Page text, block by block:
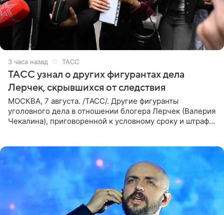
3 часа назад ТАСС
ТАСС узнал о других фигурантах дела
Лерчек, скрывшихся от следствия
МОСКВА, 7 августа. /ТАСС/. Другие фигуранты
уголовного дела в отношении блогера Лерчек (Валерия
Чекалина), приговоренной к условному сроку и штрафу,